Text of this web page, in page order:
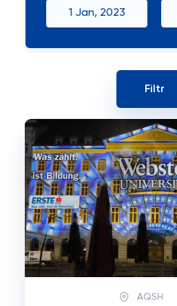
1 Jan, 2023
AQSH